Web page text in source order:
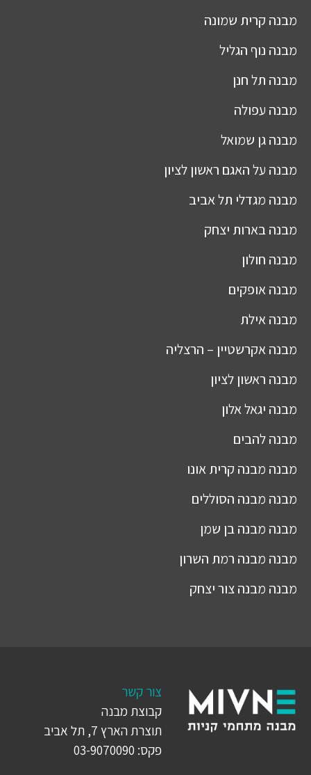
מבנה קרית שמונה
מבנה נוף הגליל
מבנה תל חנן
מבנה עפולה
מבנהגן שמואל
מבנה על האגם ראשון לציון
מבנה מגדלי תל אביב
מבנהבארות יצחק
מבנה חולון
מבנהאופקים
מבנהאילת
מבנהאקרשטיין – הרצליה
מבנה ראשון לציון
מבנה יגאל אלון
מבנהלהבים
מבנה מבנה קרית אונו
מבנה מבנה הסוללים
מבנה מבנה בן שמן
מבנה מבנה רמת השרון
מבנה מבנה צור יצחק
צור קשר
קבוצת מבנה
תוצרת הארץ 7, תל אביב
פקס: 03-9070090